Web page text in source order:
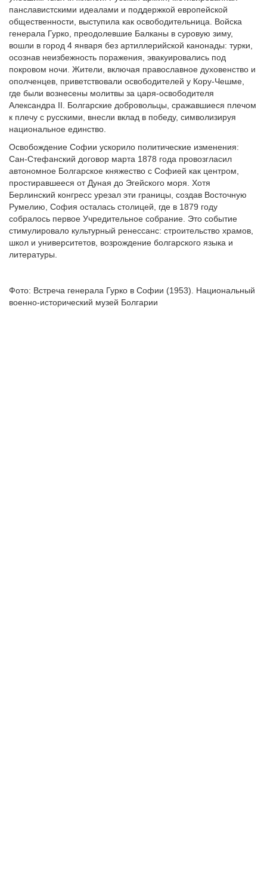
панславистскими идеалами и поддержкой европейской
общественности, выступила как освободительница. Войска
генерала Гурко, преодолевшие Балканы в суровую зиму,
вошли в город 4 января без артиллерийской канонады: турки,
осознав неизбежность поражения, эвакуировались под
покровом ночи. Жители, включая православное духовенство и
ополченцев, приветствовали освободителей у Кору-Чешме,
где были вознесены молитвы за царя-освободителя
Александра II. Болгарские добровольцы, сражавшиеся плечом
к плечу с русскими, внесли вклад в победу, символизируя
национальное единство.
Освобождение Софии ускорило политические изменения:
Сан-Стефанский договор марта 1878 года провозгласил
автономное Болгарское княжество с Софией как центром,
простиравшееся от Дуная до Эгейского моря. Хотя
Берлинский конгресс урезал эти границы, создав Восточную
Румелию, София осталась столицей, где в 1879 году
собралось первое Учредительное собрание. Это событие
стимулировало культурный ренессанс: строительство храмов,
школ и университетов, возрождение болгарского языка и
литературы.
Фото: Встреча генерала Гурко в Софии (1953). Национальный
военно-исторический музей Болгарии